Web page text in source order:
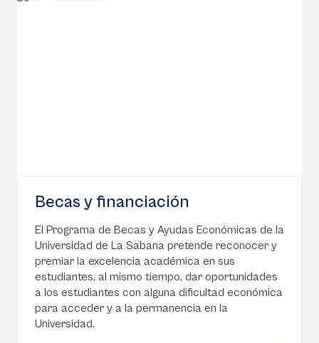
Becas y financiación
El Programa de Becas y Ayudas Económicas de la
Universidad de La Sabana pretende reconocer y
premiar la excelencia académica en sus
estudiantes, al mismo tiempo, dar oportunidades
a los estudiantes con alguna dificultad económica
para acceder y a la permanencia en la
Universidad.